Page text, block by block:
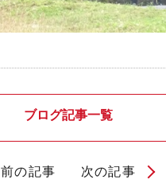
ブログ記事一覧
前の記事 次の記事